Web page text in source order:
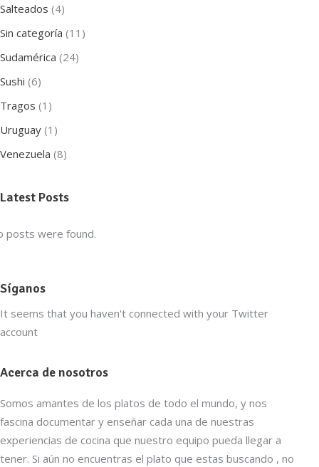
Salteados (4)
Sin categoría (11)
Sudamérica (24)
Sushi (6)
Tragos (1)
Uruguay (1)
Venezuela (8)
Latest Posts
posts were found.
Síganos
It seems that you haven't connected with your Twitter
account
Acerca de nosotros
Somos amantes de los platos de todo el mundo, y nos
fascina documentar y enseñar cada una de nuestras
experiencias de cocina que nuestro equipo pueda llegar a
tener. Si aún no encuentras el plato que estas buscando , no